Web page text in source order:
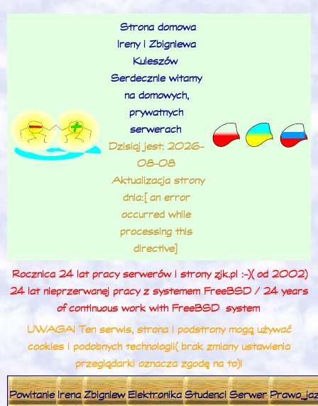
Strona domowa
Ireny i Zbigniewa
Kuleszów
Serdecznie witamy
na domowych,
prywatnych
serwerach
Dzisiaj jest: 2026-
08-08
Aktualizacja strony
dnia: [an error
occurred while
processing this
directive]
Rocznica 24 lat pracy serwerów i strony zjk.pl :-) (od 2002)
24 lat nieprzerwanej pracy z systemem FreeBSD / 24 years
of continuous work with FreeBSD system
UWAGA! Ten serwis, strona i podstrony mogą używać
cookies i podobnych technologii (brak zmiany ustawienia
przeglądarki oznacza zgodę na to)!
Powitanie Irena Zbigniew Elektronika Studenci Serwer